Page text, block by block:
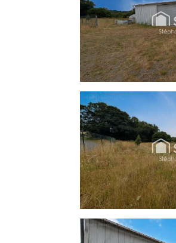
Contactez votre
[Coordonnées
numéro